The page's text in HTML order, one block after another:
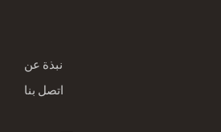
نبذة عن
اتصل بنا